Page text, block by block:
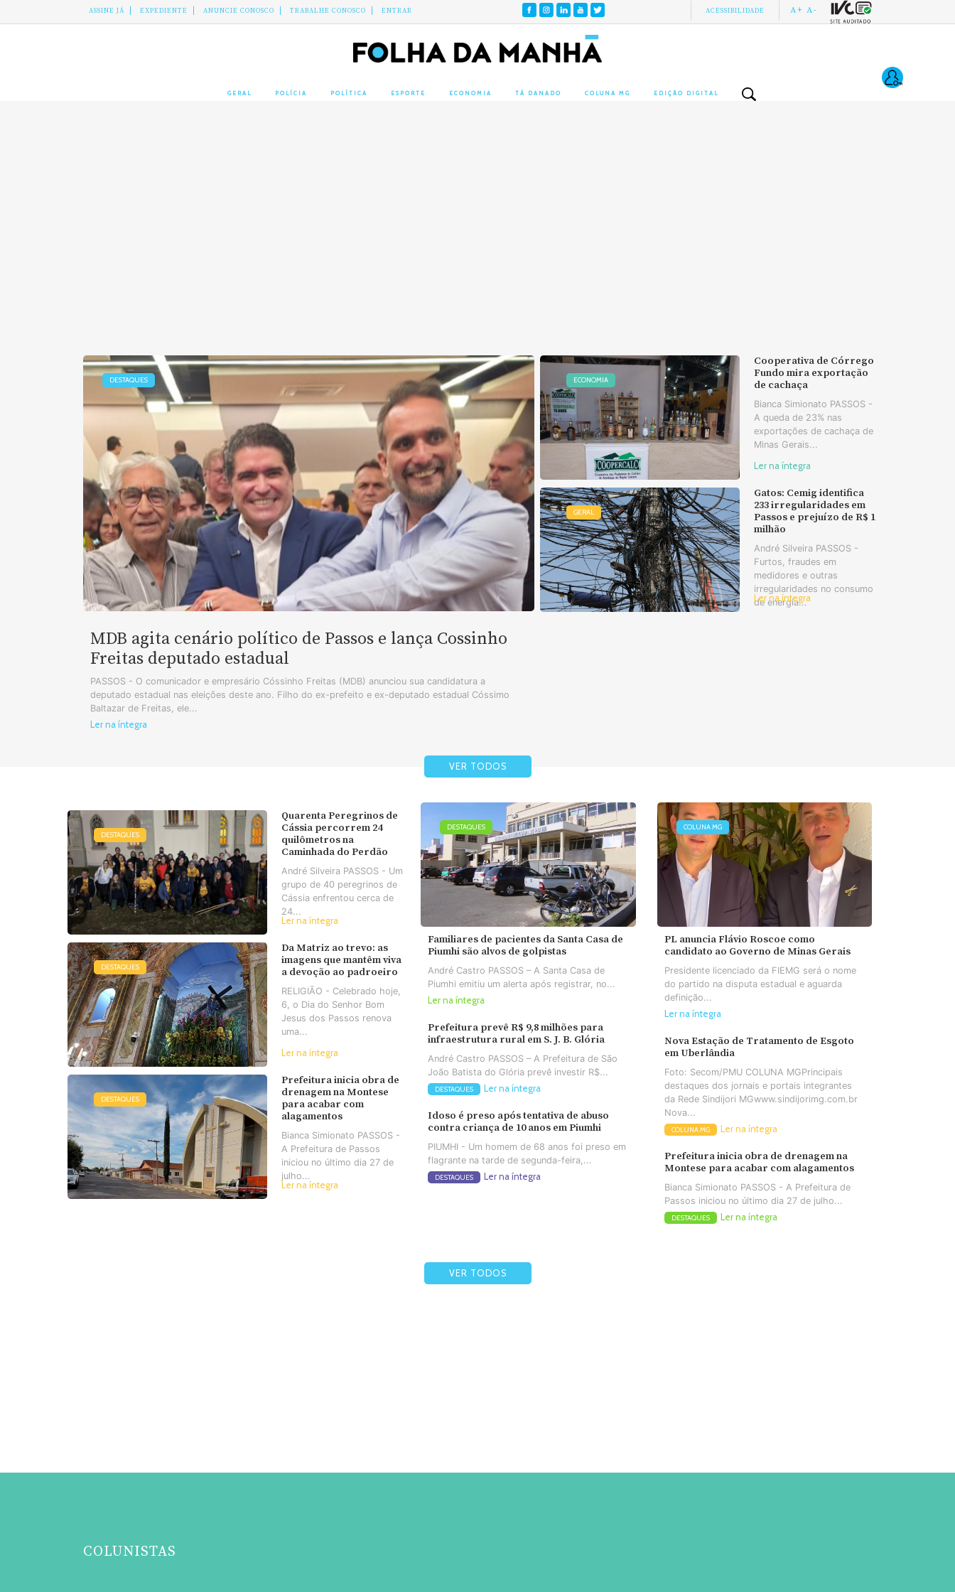
ASSINE JÁ EXPEDIENTE ANUNCIE CONOSCO TRABALHE CONOSCO ENTRAR ACESSIBILIDADE A+ A-
GERAL POLÍCIA POLÍTICA ESPORTE ECONOMIA TÁ DANADO COLUNA MG EDIÇÃO DIGITAL
DESTAQUES
MDB agita cenário político de Passos e lança Cossinho
Freitas deputado estadual
PASSOS - O comunicador e empresário Cóssinho Freitas (MDB) anunciou sua candidatura a
deputado estadual nas eleições deste ano. Filho do ex-prefeito e ex-deputado estadual Cóssimo
Baltazar de Freitas, ele...
Ler na íntegra
ECONOMIA
Cooperativa de Córrego
Fundo mira exportação
de cachaça
Bianca Simionato PASSOS -
A queda de 23% nas
exportações de cachaça de
Minas Gerais...
Ler na íntegra
GERAL
Gatos: Cemig identifica
233 irregularidades em
Passos e prejuízo de R$ 1
milhão
André Silveira PASSOS -
Furtos, fraudes em
medidores e outras
irregularidades no consumo
de energia...
Ler na íntegra
VER TODOS
DESTAQUES
Quarenta Peregrinos de
Cássia percorrem 24
quilômetros na
Caminhada do Perdão
André Silveira PASSOS - Um
grupo de 40 peregrinos de
Cássia enfrentou cerca de
24...
Ler na íntegra
DESTAQUES
Da Matriz ao trevo: as
imagens que mantêm viva
a devoção ao padroeiro
RELIGIÃO - Celebrado hoje,
6, o Dia do Senhor Bom
Jesus dos Passos renova
uma...
Ler na íntegra
DESTAQUES
Prefeitura inicia obra de
drenagem na Montese
para acabar com
alagamentos
Bianca Simionato PASSOS -
A Prefeitura de Passos
iniciou no último dia 27 de
julho...
Ler na íntegra
DESTAQUES
Familiares de pacientes da Santa Casa de
Piumhi são alvos de golpistas
André Castro PASSOS – A Santa Casa de
Piumhi emitiu um alerta após registrar, no...
Ler na íntegra
Prefeitura prevê R$ 9,8 milhões para
infraestrutura rural em S. J. B. Glória
André Castro PASSOS – A Prefeitura de São
João Batista do Glória prevê investir R$...
DESTAQUES Ler na íntegra
Idoso é preso após tentativa de abuso
contra criança de 10 anos em Piumhi
PIUMHI - Um homem de 68 anos foi preso em
flagrante na tarde de segunda-feira,...
DESTAQUES Ler na íntegra
COLUNA MG
PL anuncia Flávio Roscoe como
candidato ao Governo de Minas Gerais
Presidente licenciado da FIEMG será o nome
do partido na disputa estadual e aguarda
definição...
Ler na íntegra
Nova Estação de Tratamento de Esgoto
em Uberlândia
Foto: Secom/PMU COLUNA MGPrincipais
destaques dos jornais e portais integrantes
da Rede Sindijori MGwww.sindijorimg.com.br
Nova...
COLUNA MG Ler na íntegra
Prefeitura inicia obra de drenagem na
Montese para acabar com alagamentos
Bianca Simionato PASSOS - A Prefeitura de
Passos iniciou no último dia 27 de julho...
DESTAQUES Ler na íntegra
VER TODOS
COLUNISTAS